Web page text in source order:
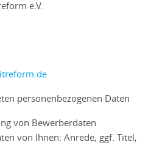
e.V.
personenbezogenen Daten
von Bewerberdaten
von Ihnen: Anrede, ggf. Titel,